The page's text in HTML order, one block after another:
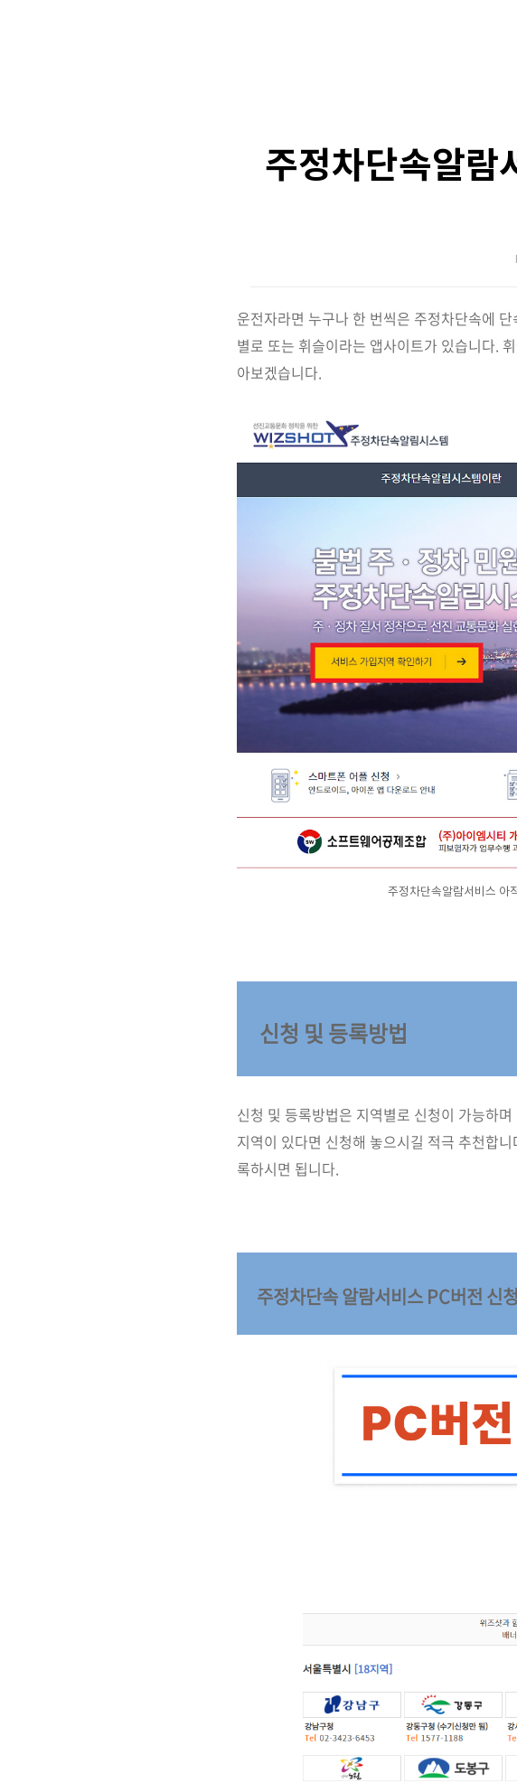
주정차단속알람
운전자라면 누구나 한 번씩은 주정차단속에
별로 또는 휘슬이라는 앱사이트가 있습니다.
아보겠습니다.
주정차단속알람서비스 아
신청 및 등록방법
신청 및 등록방법은 지역별로 신청이 가능하
지역이 있다면 신청해 놓으시길 적극 추천합
록하시면 됩니다.
주정차단속 알람서비스 PC버전 신